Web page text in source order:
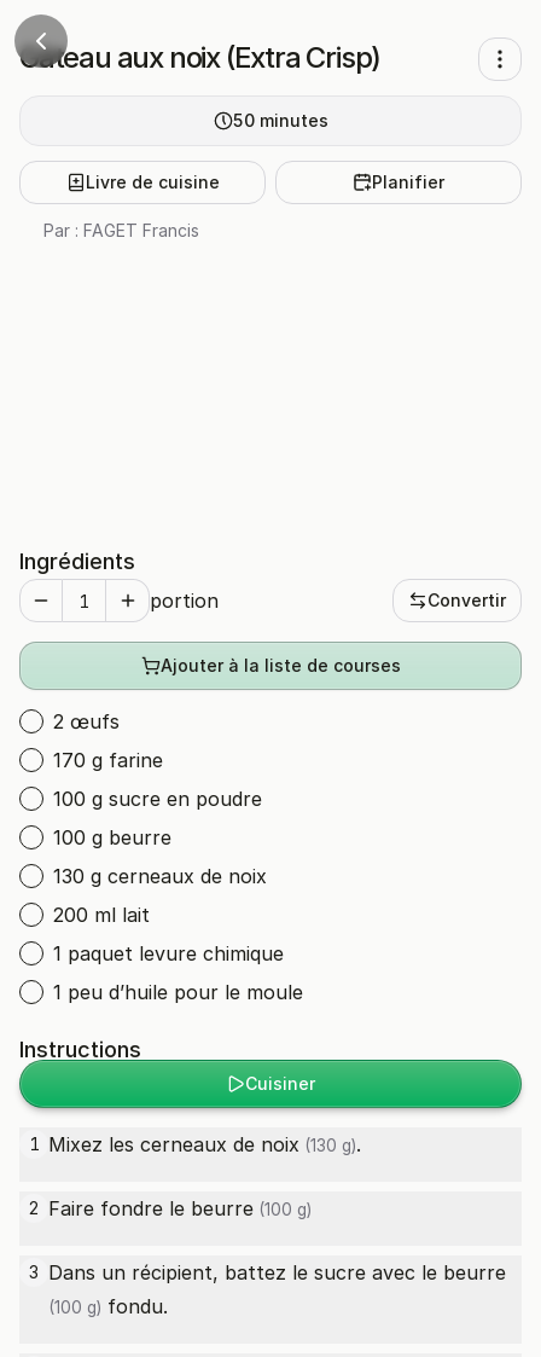
Gâteau aux noix (Extra Crisp)
50 minutes
Livre de cuisine Planifier
Par : FAGET Francis
Ingrédients
portion Convertir
Ajouter à la liste de courses
2 œufs
170 g farine
100 g sucre en poudre
100 g beurre
130 g cerneaux de noix
200 ml lait
1 paquet levure chimique
1 peu d’huile pour le moule
Instructions
Cuisiner
1 Mixez les cerneaux de noix (130 g).
2 Faire fondre le beurre (100 g)
3 Dans un récipient, battez le sucre avec le beurre
(100 g) fondu.